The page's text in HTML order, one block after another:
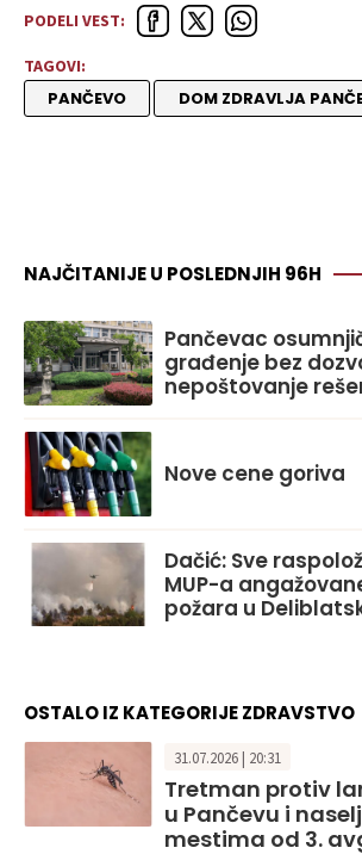
PODELI VEST:
TAGOVI:
PANČEVO DOM ZDRAVLJA
NAJČITANIJE U POSLEDNJIH 96H
Pančevac
građenje bez
nepoštovanje
Nove cene goriva
Dačić: Sve
MUP-a
požara u
OSTALO IZ KATEGORIJE ZDRAVSTVO
31.07.2026 | 20:31
Tretman protiv
u Pančevu i
mestima od 3.